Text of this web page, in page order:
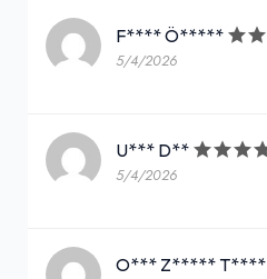
F**** Ö*****
5/4/2026
U*** D**
5/4/2026
O*** Z***** T****